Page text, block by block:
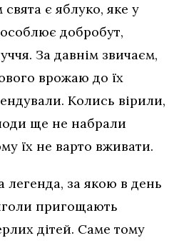
є яблуко, яке у
добробут,
За давнім звичаєм,
врожаю до їх
Колись вірили,
ще не набрали
їх не варто вживати.
легенда, за якою в день
пригощають
дітей. Саме тому